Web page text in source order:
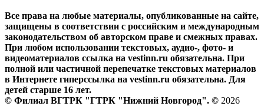
Все права на любые материалы, опубликованные на сайте,
защищены в соответствии с российским и международным
законодательством об авторском праве и смежных правах.
При любом использовании текстовых, аудио-, фото- и
видеоматериалов ссылка на vestinn.ru обязательна. При
полной или частичной перепечатке текстовых материалов
в Интернете гиперссылка на vestinn.ru обязательна. Для
детей старше 16 лет.
© Филиал ВГТРК "ГТРК "Нижний Новгород". © 2026